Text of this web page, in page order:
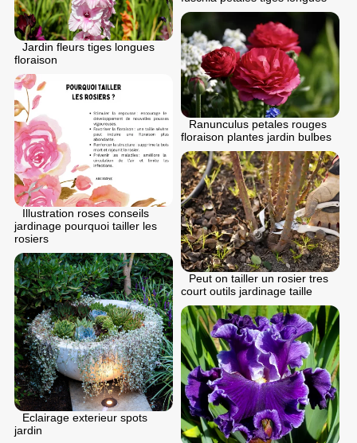
Jardin fleurs tiges longues
floraison
Ranunculus petales rouges
floraison plantes jardin bulbes
Illustration roses conseils
jardinage pourquoi tailler les
rosiers
Peut on tailler un rosier tres
court outils jardinage taille
Eclairage exterieur spots
jardin